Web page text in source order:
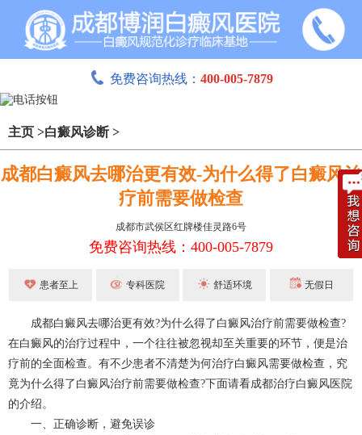
免费咨询热线： 400-005-7879
主页 >白癜风诊断 >
成都白癜风去哪治更有效-为什么得了白癜风治
疗前需要做检查
成都市武侯区红牌楼佳灵路6号
免费咨询热线：400-005-7879
患者至上 专科医院 舒适环境 无假日
成都白癜风去哪治更有效?为什么得了 白癜风治疗前需要做检查?
在白癜风的治疗过程中，一个往往被忽视却至关重要的环节，便是治
疗前的全面检查。有不少患者不清楚为何治疗白癜风需要做检查，究
竟为什么得了白癜风治疗前需要做检查?下面请看成都治疗白癜风 医院
的介绍。
一、正确诊断，避免误诊